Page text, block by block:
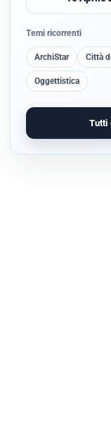
Temi ricorrenti
ArchiStar Città
Oggettistica
Tutti